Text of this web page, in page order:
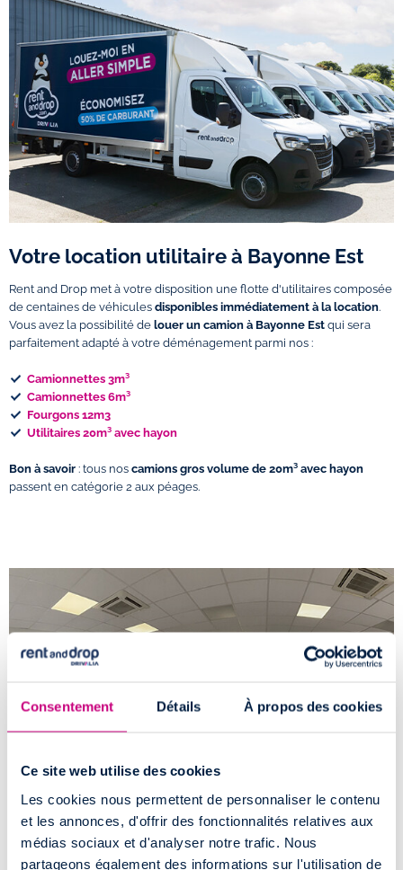
Consentement Détails À propos des cookies
Ce site web utilise des cookies
Les cookies nous permettent de personnaliser le contenu
et les annonces, d'offrir des fonctionnalités relatives aux
médias sociaux et d'analyser notre trafic. Nous
partageons également des informations sur l'utilisation de
Votre location utilitaire à Bayonne Est
Rent and Drop met à votre disposition une flotte d'utilitaires composée
de centaines de véhicules disponibles immédiatement à la location.
Vous avez la possibilité de louer un camion à Bayonne Est qui sera
parfaitement adapté à votre déménagement parmi nos :
Camionnettes 3m³
Camionnettes 6m³
Fourgons 12m3
Utilitaires 20m³ avec hayon
Bon à savoir : tous nos camions gros volume de 20m³ avec hayon
passent en catégorie 2 aux péages.
Comment accéder à l'agence de location